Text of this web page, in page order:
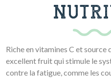
Riche en vitamines C et source
excellent fruit qui stimule le
contre la fatigue, comme les